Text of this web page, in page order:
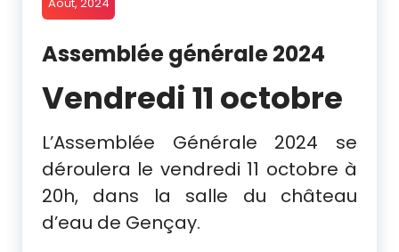
Assemblée générale 2024
Vendredi 11 octobre
L’Assemblée Générale 2024 se
déroulera le vendredi 11 octobre à
20h, dans la salle du château
d’eau de Gençay.